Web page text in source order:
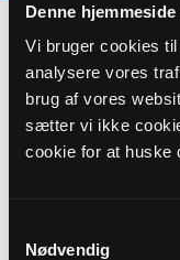
Denne
Vi bruger cookies
analysere vores
brug af vores
sætter vi ikke
cookie for at huske
Nødvendig
Samarbejder